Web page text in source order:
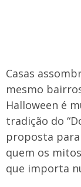
Casas
mesmo
Halloween é
tradição do
proposta
quem os
que importa